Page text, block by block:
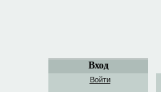
Вход
Войти